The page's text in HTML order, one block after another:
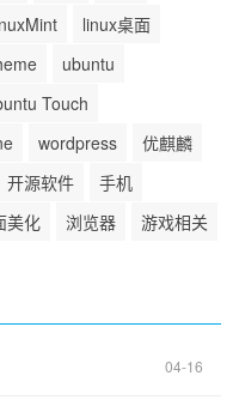
linux桌面
ubuntu
Touch
wordpress
优麒麟
开源软件
手机
美化 浏览器
游戏相关
04-16